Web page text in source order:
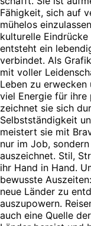
Fähigkeit, sich auf
mühelos
kulturelle
entsteht ein
verbindet. Als
mit voller
Leben zu
viel Energie für ihre
zeichnet sie sich
Selbstständigkeit
meistert sie mit
nur im Job,
auszeichnet. Stil,
ihr Hand in Hand.
bewusste
neue Länder zu
auszupowern.
auch eine Quelle